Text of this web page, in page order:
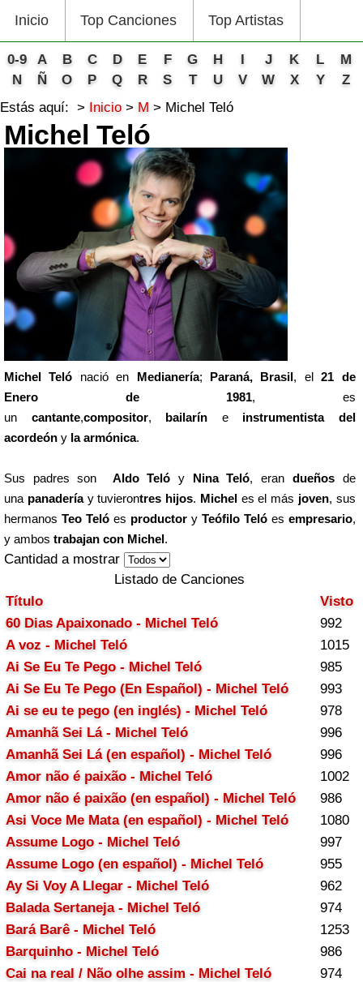
Inicio Top Canciones Top Artistas
0-9 A B C D E F G H I J K L
M
N
Ñ O P Q R S T U V W X Y
Z
Estás aquí:
Inicio M Michel Teló
Michel Teló
Michel Teló nació en Medianería; Paraná, Brasil, el21 de
Enero de 1981, es
un cantante,compositor, bailarín e instrumentista del
acordeón y la armónica.
Sus padres son Aldo Teló y Nina Teló, eran dueñosde
una panaderíay tuvierontres hijos. Micheles el más joven, sus
hermanos Teo Telóes productory Teófilo Telóes empresario,
y ambos trabajan con Michel.
Cantidad a mostrar
Listado de Canciones
Título
Visto
60 Dias Apaixonado - Michel Teló
992
A voz - Michel Teló
1015
Ai Se Eu Te Pego - Michel Teló
985
Ai Se Eu Te Pego (En Español) - Michel Teló
993
Ai se eu te pego (en inglés) - Michel Teló
978
Amanhã Sei Lá - Michel Teló
996
Amanhã Sei Lá (en español) - Michel Teló
996
Amor não é paixão - Michel Teló
1002
Amor não é paixão (en español) - Michel Teló
986
Asi Voce Me Mata (en español) - Michel Teló
1080
Assume Logo - Michel Teló
997
Assume Logo (en español) - Michel Teló
955
Ay Si Voy A Llegar - Michel Teló
962
Balada Sertaneja - Michel Teló
974
Bará Barê - Michel Teló
1253
Barquinho - Michel Teló
986
Cai na real / Não olhe assim - Michel Teló
974